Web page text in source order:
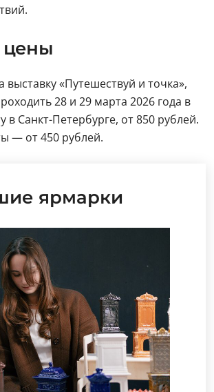
цены
выставку «Путешествуй и точка»,
28 и 29 марта 2026 года в
в Санкт-Петербурге, от 850 рублей.
— от 450 рублей.
ярмарки